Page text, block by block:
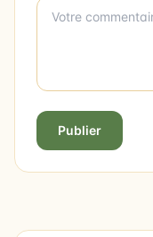
Publier